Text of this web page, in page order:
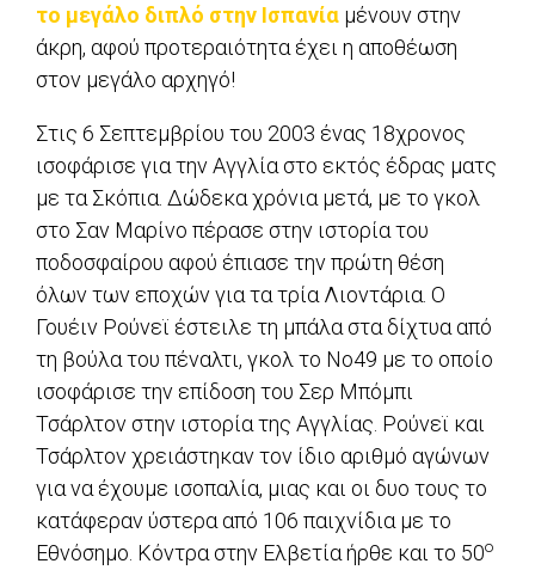
το μεγάλο διπλό στην Ισπανία μένουν στην
άκρη, αφού προτεραιότητα έχει η αποθέωση
στον μεγάλο αρχηγό!
Στις 6 Σεπτεμβρίου του 2003 ένας 18χρονος
ισοφάρισε για την Αγγλία στο εκτός έδρας ματς
με τα Σκόπια. Δώδεκα χρόνια μετά, με το γκολ
στο Σαν Μαρίνο πέρασε στην ιστορία του
ποδοσφαίρου αφού έπιασε την πρώτη θέση
όλων των εποχών για τα τρία Λιοντάρια. Ο
Γουέιν Ρούνεϊ έστειλε τη μπάλα στα δίχτυα από
τη βούλα του πέναλτι, γκολ το Νο49 με το οποίο
ισοφάρισε την επίδοση του Σερ Μπόμπι
Τσάρλτον στην ιστορία της Αγγλίας. Ρούνεϊ και
Τσάρλτον χρειάστηκαν τον ίδιο αριθμό αγώνων
για να έχουμε ισοπαλία, μιας και οι δυο τους το
κατάφεραν ύστερα από 106 παιχνίδια με το
Εθνόσημο. Κόντρα στην Ελβετία ήρθε και το 50ο